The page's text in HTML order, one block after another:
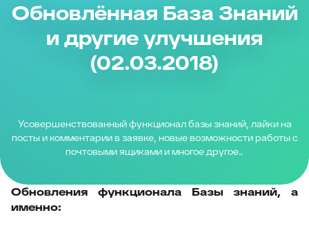
Обновлённая База Знаний
и другие улучшения
(02.03.2018)
Усовершенствованный функционал базы знаний, лайки на
посты и комментарии в заявке, новые возможности работы с
почтовыми ящиками и многое другое..
Обновления функционала Базы знаний, а
именно: